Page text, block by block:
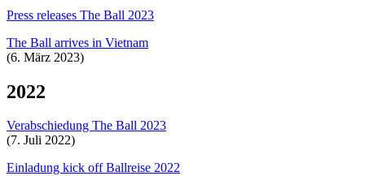
Press releases The Ball 2023
The Ball arrives in Vietnam
(6. März 2023)
2022
Verabschiedung The Ball 2023
(7. Juli 2022)
Einladung kick off Ballreise 2022